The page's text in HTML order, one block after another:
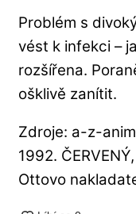
Problém s
vést k infekci –
rozšířena.
ošklivě zanítit.
Zdroje: a-z-
1992.
Ottovo